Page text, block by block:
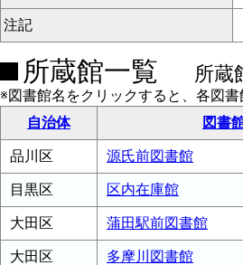
注記
所蔵館一覧 所蔵
※図書館名をクリックすると、各図
自治体
図書
品川区 源氏前図書館
目黒区 区内在庫館
大田区 蒲田駅前図書館
大田区 多摩川図書館